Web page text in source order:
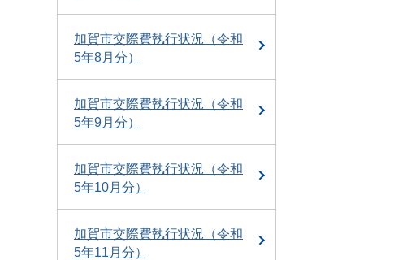
加賀市交際費執行状況（令和
5年8月分）
加賀市交際費執行状況（令和
5年9月分）
加賀市交際費執行状況（令和
5年10月分）
加賀市交際費執行状況（令和
5年11月分）